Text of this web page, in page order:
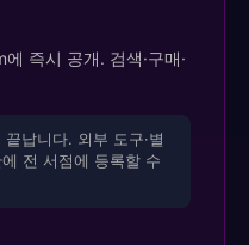
즉시 공개. 검색·구매·
납니다. 외부 도구·별
전 서점에 등록할 수